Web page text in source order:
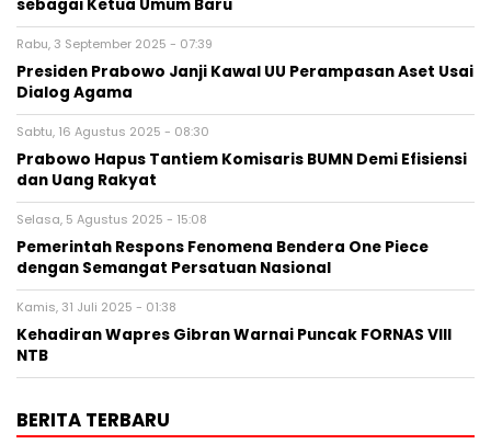
sebagai Ketua Umum Baru
Rabu, 3 September 2025 - 07:39
Presiden Prabowo Janji Kawal UU Perampasan Aset Usai
Dialog Agama
Sabtu, 16 Agustus 2025 - 08:30
Prabowo Hapus Tantiem Komisaris BUMN Demi Efisiensi
dan Uang Rakyat
Selasa, 5 Agustus 2025 - 15:08
Pemerintah Respons Fenomena Bendera One Piece
dengan Semangat Persatuan Nasional
Kamis, 31 Juli 2025 - 01:38
Kehadiran Wapres Gibran Warnai Puncak FORNAS VIII
NTB
BERITA TERBARU